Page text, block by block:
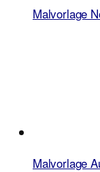
Malvorlage
Malvorlage